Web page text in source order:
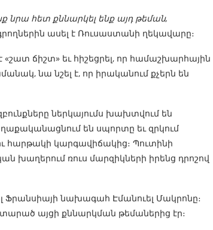
նրա հետ քննարկել ենք այդ թեման,
ասել է Ռուսաստանի ղեկավարը։
ճիշտ» եւ հիշեցրել, որ համաշխարհային
նա նշել է, որ իրականում քչերն են
ներկայումս խախտվում են
են սպորտը եւ զրկում
հարթակի կարգավիճակից։ Պուտինի
խաղերում ռուս մարզիկների իրենց դրոշով
նախագահ Էմանուել Մակրոնը։
այցի քննարկման թեմաներից էր։